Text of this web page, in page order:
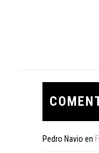
Pedro Navio en